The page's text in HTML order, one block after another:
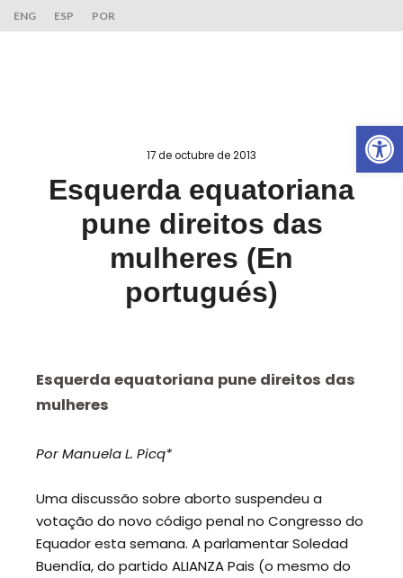
ENG ESP POR
17 de octubre de 2013
Esquerda equatoriana
pune direitos das
mulheres (En
portugués)
Esquerda equatoriana pune direitos das
mulheres
Por Manuela L. Picq*
Uma discussão sobre aborto suspendeu a
votação do novo código penal no Congresso do
Equador esta semana. A parlamentar Soledad
Buendía, do partido ALIANZA Pais (o mesmo do